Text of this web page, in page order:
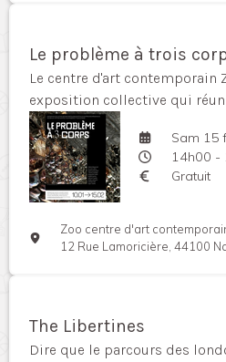
Le problème à trois
Le centre d'art contemporain
exposition collective qui
Sam 15
14h00 -
Gratuit
Zoo centre d'art
12 Rue Lamoricière, 44100
The Libertines
Dire que le parcours des